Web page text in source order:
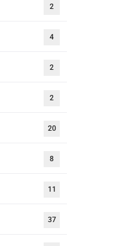
2
4
2
2
20
8
11
37